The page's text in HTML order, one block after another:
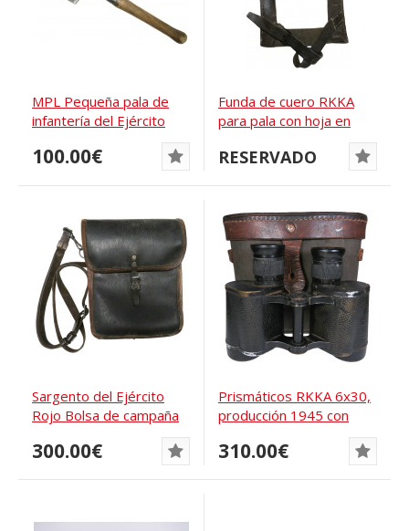
MPL Pequeña pala de
infantería del Ejército
100.00€
Funda de cuero RKKA
para pala con hoja en
RESERVADO
Sargento del Ejército
Rojo Bolsa de campaña
300.00€
Prismáticos RKKA 6x30,
producción 1945 con
310.00€